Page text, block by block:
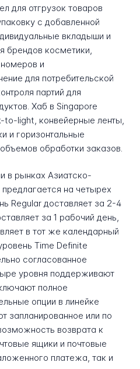
для отгрузок товаров
с добавленной
вкладыши и
брендов косметики,
и
для потребительской
партий для
Хаб в Singapore
light, конвейерные ленты,
и горизонтальные
обработки заказов.
в рынках Азиатско-
на четырех
Regular доставляет за 2-4
за 1 рабочий день,
в тот же календарный
Time Definite
согласованное
уровня поддерживают
полное
опции в линейке
запланированное или по
возврата к
ящики и почтовые
платежа, так и